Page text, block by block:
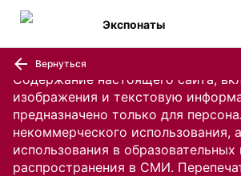
Содержание настоящего сайта,
изображения и текстовую
предназначено только для
некоммерческого использования,
использования в образовательных
распространения в СМИ.
Экспонаты
Вернуться